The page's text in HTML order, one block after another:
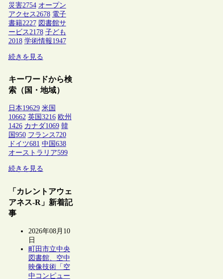
災害2754 オープン
アクセス 2678 電子
書籍2227 図書館サ
ービス 2178 子ども
2018 学術情報1947
続きを見る
キーワードから検
索（国・地域）
日本19629 米国
10662 英国 3216 欧州
1426 カナダ1069 韓
国 950 フランス 720
ドイツ681 中国 638
オーストラリア599
続きを見る
「カレントアウェ
アネス-R」新着記
事
2026年08月10
日
町田市立中央
図書館、空中
映像技術「空
中コンピュー